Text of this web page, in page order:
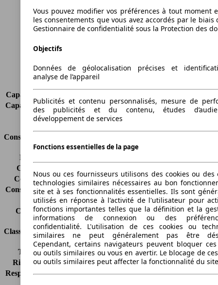
Hauteur
1880 mm
Largeur
1832 mm
Empattement
3105 mm
Charge maximale
Sièges
2
Charge sur toit
Capacité de remorquage (sans freins)
Capacité de remorquage (avec freins) 1000 kg
Volume du coffre
Consommation
Émissions de CO2*
Consommation (ville)
Consommation (route)
4.2 l/100km
Consommation (combinée)* 5.0 l/100km
Classe d'émissions
Euro 5
Capacité du réservoir
60 l
Classes d'assurance
Tous risques
-
Risques partiels
-
Responsabilité civile -
Vous pouvez modifier vos préférences à tout moment
les consentements que vous avez accordés par le biais
Gestionnaire de confidentialité sous la Protection des
Objectifs
Données de géolocalisation précises et
analyse de l’appareil
Publicités et contenu personnalisés, mesure de
des publicités et du contenu, études
développement de services
Fonctions essentielles de la page
Nous ou ces fournisseurs utilisons des cookies ou des
technologies similaires nécessaires au bon
site et à ses fonctionnalités essentielles. Ils sont
utilisés en réponse à l'activité de l'utilisateur pour
fonctions importantes telles que la définition et la
informations de connexion ou des
confidentialité. L'utilisation de ces cookies ou
similaires ne peut généralement pas être
Cependant, certains navigateurs peuvent bloquer ces
ou outils similaires ou vous en avertir. Le blocage de
ou outils similaires peut affecter la fonctionnalité du